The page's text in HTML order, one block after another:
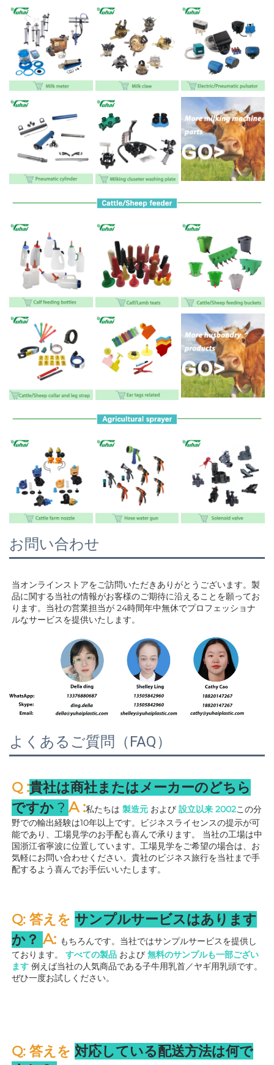
お問い合わせ
当オンラインストアをご訪問いただきありがとうございます。製
品に関する当社の情報がお客様のご期待に沿えることを願ってお
ります。当社の営業担当が 24時間年中無休でプロフェッショナ
ルなサービスを提供いたします。
よくあるご質問（FAQ）
Q :貴社は商社またはメーカーのどちら
ですか ? A :私たちは 製造元 および 設立以来 2002この分
野での輸出経験は10年以上です。ビジネスライセンスの提示が可
能であり、工場見学のお手配も喜んで承ります。 当社の工場は中
国浙江省寧波に位置しています。工場見学をご希望の場合は、お
気軽にお問い合わせください。貴社のビジネス旅行を当社まで手
配するよう喜んでお手伝いいたします。
Q: 答えを サンプルサービスはあります
か？ A: もちろんです。当社ではサンプルサービスを提供し
ております。 すべての製品 および 無料のサンプルも一部ござい
ます 例えば当社の人気商品である子牛用乳首／ヤギ用乳頭です。
ぜひ一度お試しください。
Q: 答えを 対応している配送方法は何で